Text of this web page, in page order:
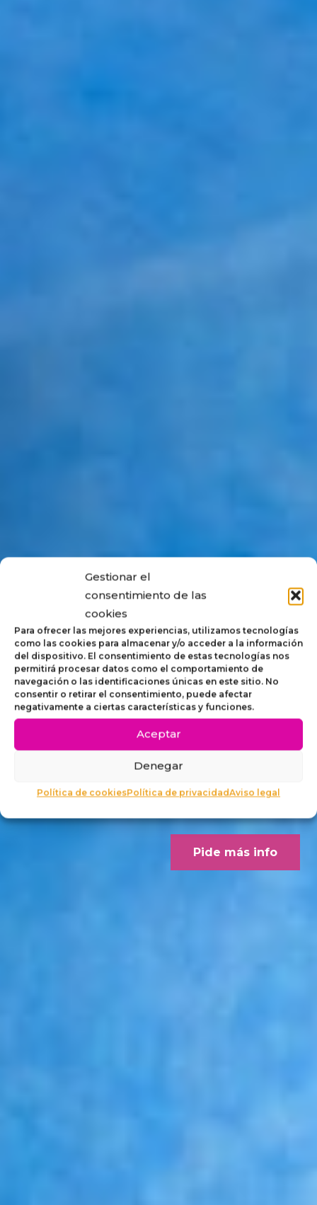
Gestionar el
consentimiento de las
cookies
Para ofrecer las mejores experiencias, utilizamos tecnologías
como las cookies para almacenar y/o acceder a la información
del dispositivo. El consentimiento de estas tecnologías nos
permitirá procesar datos como el comportamiento de
navegación o las identificaciones únicas en este sitio. No
consentir o retirar el consentimiento, puede afectar
negativamente a ciertas características y funciones.
Aceptar
Denegar
Política de cookiesPolítica de privacidadAviso legal
STRIP,
MOBILIARIO
ACCESIBLE
PARA
EXTERIORES
Pide más info